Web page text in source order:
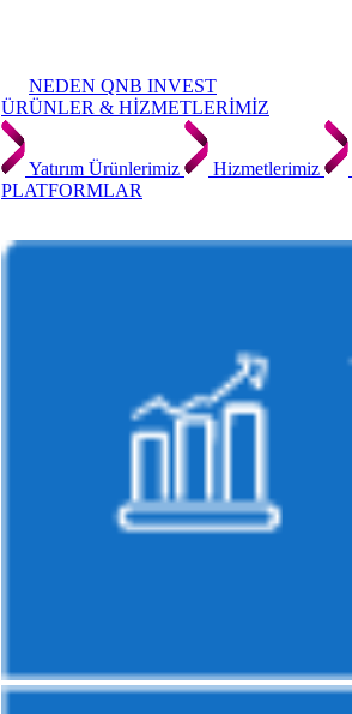
NEDEN QNB INVEST
ÜRÜNLER & HİZMETLERİMİZ
Yatırım Ürünlerimiz Hizmetlerimiz
PLATFORMLAR